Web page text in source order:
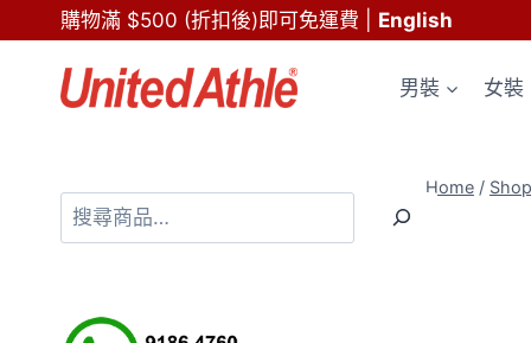
to
content
購物滿 $500 (折扣後)即可免運費 English
男裝 女裝
Home / Shop
搜
尋